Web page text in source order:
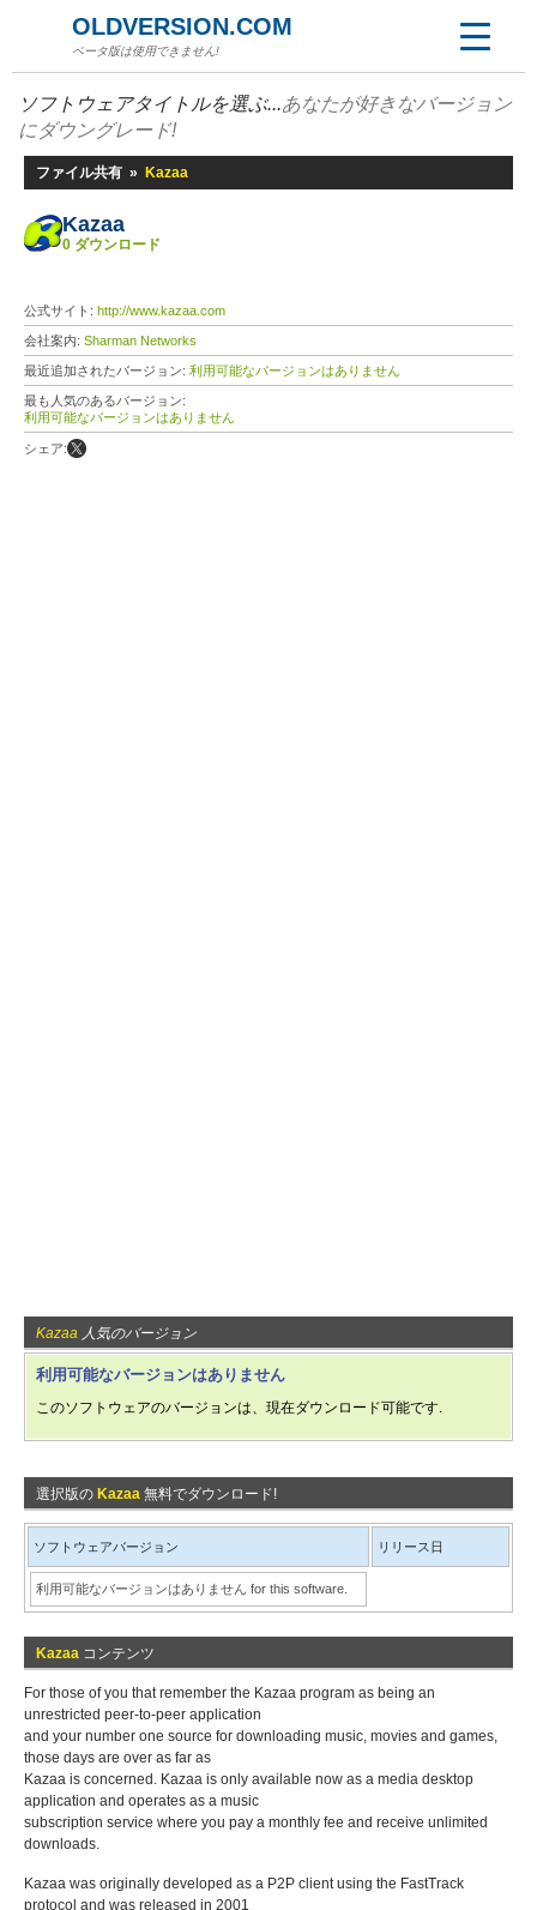
OLDVERSION.COM
ベータ版は使用できません!
ソフトウェアタイトルを選ぶ...あなたが好きなバージョン
にダウングレード!
ファイル共有 » Kazaa
Kazaa
0 ダウンロード
公式サイト: http://www.kazaa.com
会社案内: Sharman Networks
最近追加されたバージョン: 利用可能なバージョンはありません
最も人気のあるバージョン:
利用可能なバージョンはありません
シェア:
Kazaa 人気のバージョン
利用可能なバージョンはありません
このソフトウェアのバージョンは、現在ダウンロード可能です.
選択版の Kazaa 無料でダウンロード!
ソフトウェアバージョン リリース日
利用可能なバージョンはありません for this software.
Kazaa コンテンツ
For those of you that remember the Kazaa program as being an
unrestricted peer-to-peer application
and your number one source for downloading music, movies and games,
those days are over as far as
Kazaa is concerned. Kazaa is only available now as a media desktop
application and operates as a music
subscription service where you pay a monthly fee and receive unlimited
downloads.
Kazaa was originally developed as a P2P client using the FastTrack
protocol and was released in 2001